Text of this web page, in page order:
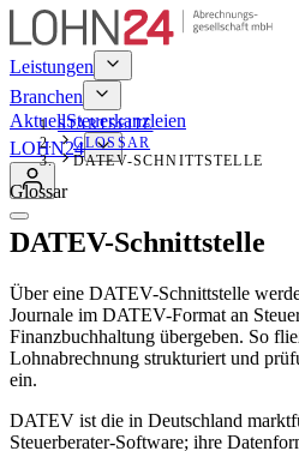
Leistungen
Branchen
AktuellSteuerkanzleien
LOHN24
STARTSEITE
GLOSSAR
DATEV-SCHNITTSTELLE
Glossar
DATEV-Schnittstelle
Über eine DATEV-Schnittstelle
Journale im DATEV-Format an
Finanzbuchhaltung übergeben. So
Lohnabrechnung strukturiert und
ein.
DATEV ist die in Deutschland
Steuerberater-Software; ihre